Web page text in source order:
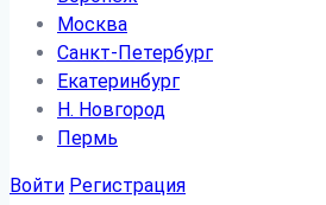
Москва
Санкт-Петербург
Екатеринбург
Н. Новгород
Пермь
Войти Регистрация